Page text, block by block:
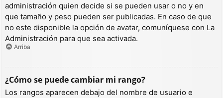
administración quien decide si se pueden usar o no y en
que tamaño y peso pueden ser publicadas. En caso de que
no este disponible la opción de avatar, comuníquese con La
Administración para que sea activada.
Arriba
¿Cómo se puede cambiar mi rango?
Los rangos aparecen debajo del nombre de usuario e